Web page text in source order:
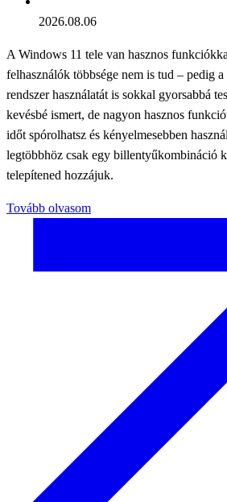
2026.08.06
A Windows 11 tele van hasznos
felhasználók többsége nem is tud – pedig
rendszer használatát is sokkal gyorsabbá
kevésbé ismert, de nagyon hasznos
időt spórolhatsz és kényelmesebben
legtöbbhöz csak egy billentyűkombináció
telepítened hozzájuk.
Tovább olvasom